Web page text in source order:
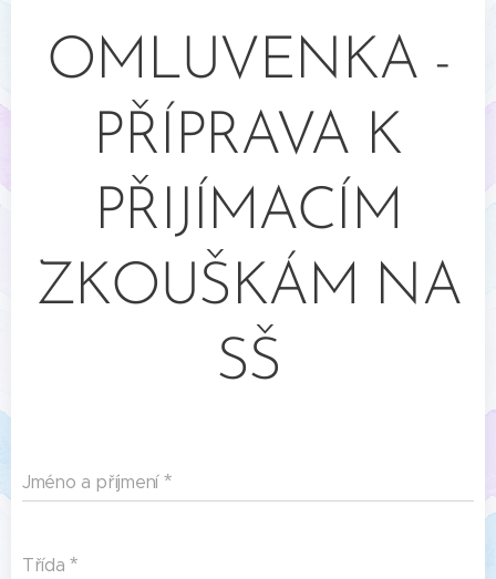
OMLUVENKA -
PŘÍPRAVA K
PŘIJÍMACÍM
ZKOUŠKÁM NA
SŠ
Jméno a příjmení
Třída